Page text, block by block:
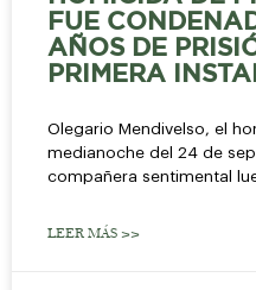
FUE
AÑOS DE
PRIMERA
Olegario Mendivelso, el
medianoche del 24 de
compañera sentimental
LEER MÁS >>